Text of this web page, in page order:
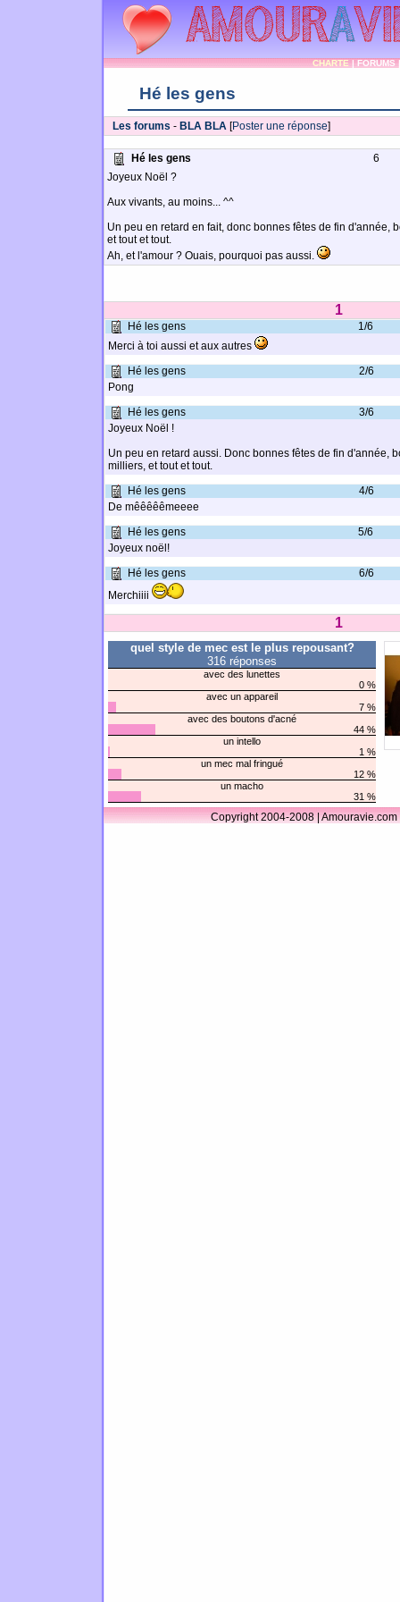
CHARTE|FORUMS
Hé les gens
Les forums - BLA BLA [Poster une réponse]
Hé les gens
6
Joyeux Noël ?
Aux vivants, au moins... ^^
Un peu en retard en fait, donc bonnes fêtes de fin d'année,
et tout et tout.
Ah, et l'amour ? Ouais, pourquoi pas aussi.
1
Hé les gens
1/6
Merci à toi aussi et aux autres
Hé les gens
2/6
Pong
Hé les gens
3/6
Joyeux Noël !
Un peu en retard aussi. Donc bonnes fêtes de fin d'année,
milliers, et tout et tout.
Hé les gens
4/6
De mêêêêêmeeee
Hé les gens
5/6
Joyeux noël!
Hé les gens
6/6
Merchiiii
1
quel style de mec est le plus repousant?
316 réponses
avec des lunettes
0 %
avec un appareil
7 %
avec des boutons d'acné
44 %
un intello
1 %
un mec mal fringué
12 %
un macho
31 %
Copyright 2004-2008 |